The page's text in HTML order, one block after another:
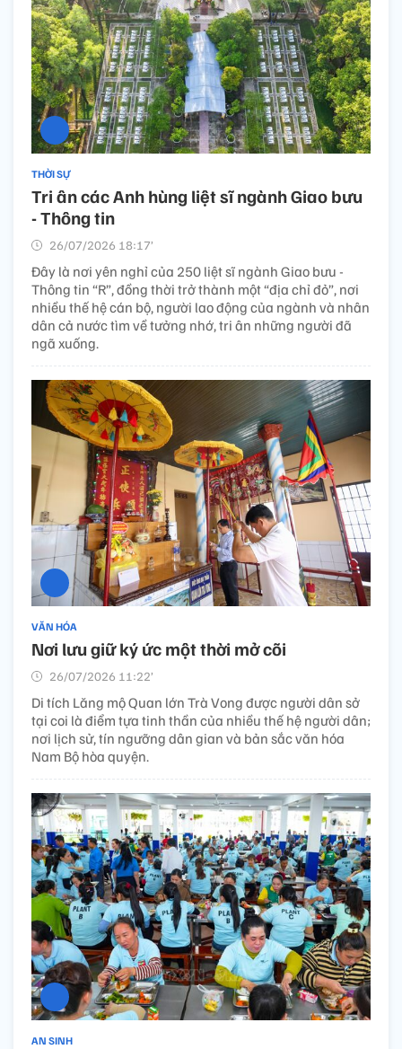
THỜI SỰ
Tri ân các Anh hùng liệt sĩ ngành Giao bưu
- Thông tin
26/07/2026 18:17’
Đây là nơi yên nghỉ của 250 liệt sĩ ngành Giao bưu -
Thông tin “R”, đồng thời trở thành một “địa chỉ đỏ”, nơi
nhiều thế hệ cán bộ, người lao động của ngành và nhân
dân cả nước tìm về tưởng nhớ, tri ân những người đã
ngã xuống.
VĂN HÓA
Nơi lưu giữ ký ức một thời mở cõi
26/07/2026 11:22’
Di tích Lăng mộ Quan lớn Trà Vong được người dân sở
tại coi là điểm tựa tinh thần của nhiều thế hệ người dân;
nơi lịch sử, tín ngưỡng dân gian và bản sắc văn hóa
Nam Bộ hòa quyện.
AN SINH